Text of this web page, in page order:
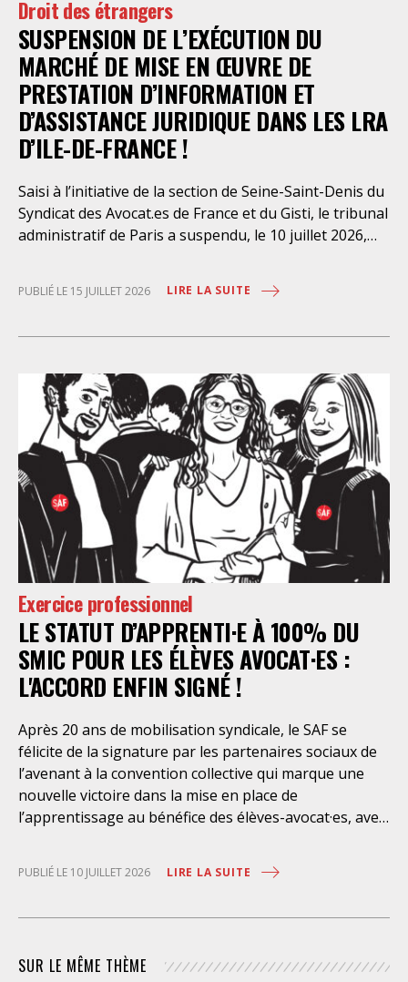
Droit des étrangers
SUSPENSION DE L’EXÉCUTION DU
MARCHÉ DE MISE EN ŒUVRE DE
PRESTATION D’INFORMATION ET
D’ASSISTANCE JURIDIQUE DANS LES LRA
D’ILE-DE-FRANCE !
Saisi à l’initiative de la section de Seine-Saint-Denis du
Syndicat des Avocat.es de France et du Gisti, le tribunal
administratif de Paris a suspendu, le 10 juillet 2026,
juridique des étrangers maintenus dans les locaux de
droits fondamentaux des personnes retenues et
contreviennent de manière flagrante aux règles
déontologiques régissant la profession d’avocat. Ainsi,
l’assistance dont bénéficient les personnes retenues,
limitée à trois heures de permanence téléphonique
quotidienne sauf le dimanche (la présence de l’avocat
dans les locaux n’étant prévue qu’à titre exceptionnel),
vise uniquement à « expliciter la procédure dont fait
l’objet le retenu ainsi que les droits qui découlent de
celle-ci et dont il bénéficie ». De telles dispositions
n’ont pour but, derrière l’affichage illusoire d’une
assistance juridique, que d’empêcher les retenus
d’exercer un recours contre la décision administrative
qui a conduit à leur enfermement. Une telle contrainte
est en outre manifestement incompatible avec
place les avocats titulaires dans une situation de
conflit d’intérêt évidente. Selon le juge des
PUBLIÉ LE 15 JUILLET 2026 LIRE LA SUITE
Exercice professionnel
LE STATUT D’APPRENTI·E À 100% DU
SMIC POUR LES ÉLÈVES AVOCAT·ES :
L'ACCORD ENFIN SIGNÉ !
Après 20 ans de mobilisation syndicale, le SAF se
félicite de la signature par les partenaires sociaux de
l’avenant à la convention collective qui marque une
nouvelle victoire dans la mise en place de
l’apprentissage au bénéfice des élèves-avocat·es, avec
discrimination géographique ou d’âge. Étant donné la
situation actuelle très précaire de bons
plus grande égalité d’accès à la profession. Il permet
PUBLIÉ LE 10 JUILLET 2026 LIRE LA SUITE
SUR LE MÊME THÈME